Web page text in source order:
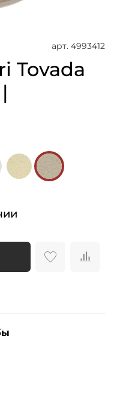
арт. 4993412
Tovada